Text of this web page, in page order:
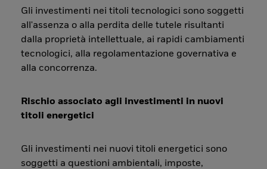
Gli investimenti nei titoli tecnologici sono soggetti
all'assenza o alla perdita delle tutele risultanti
dalla proprietà intellettuale, ai rapidi cambiamenti
tecnologici, alla regolamentazione governativa e
alla concorrenza.
Rischio associato agli investimenti in nuovi
titoli energetici
Gli investimenti nei nuovi titoli energetici sono
soggetti a questioni ambientali, imposte,